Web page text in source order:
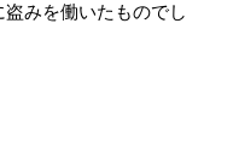
みを働いたものでし